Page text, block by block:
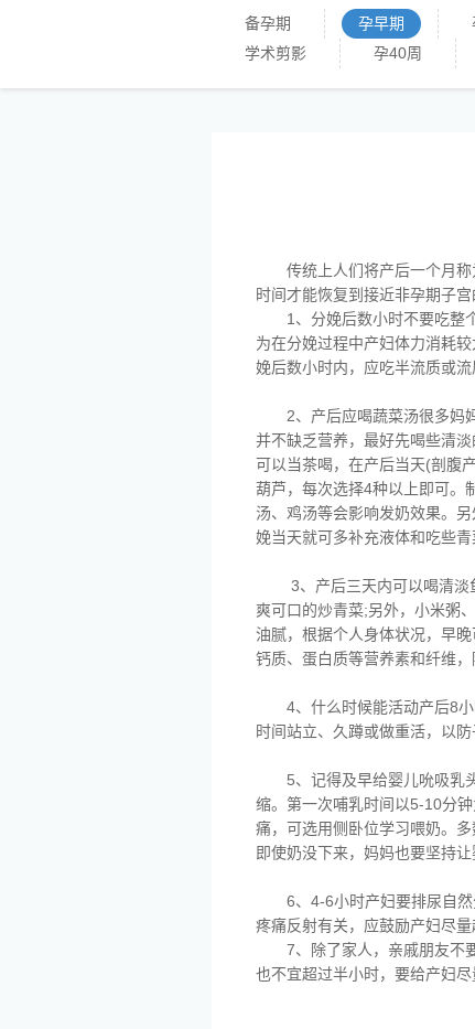
备孕期 孕早期
学术剪影
孕40周
传统上人们将产后一个月
时间才能恢复到接近非孕期子
1、分娩后数小时不要吃整
为在分娩过程中产妇体力消耗
娩后数小时内，应吃半流质或流
2、产后应喝蔬菜汤很多妈
并不缺乏营养，最好先喝些清
可以当茶喝，在产后当天(剖腹
葫芦，每次选择4种以上即可。
汤、鸡汤等会影响发奶效果。
娩当天就可多补充液体和吃些青
3、产后三天内可以喝清
爽可口的炒青菜;另外，小米粥
油腻，根据个人身体状况，早
钙质、蛋白质等营养素和纤维
4、什么时候能活动产后8
时间站立、久蹲或做重活，以防
5、记得及早给婴儿吮吸乳
缩。第一次哺乳时间以5-10分
痛，可选用侧卧位学习喂奶。
即使奶没下来，妈妈也要坚持
6、4-6小时产妇要排尿自
疼痛反射有关，应鼓励产妇尽
7、除了家人，亲戚朋友不
也不宜超过半小时，要给产妇